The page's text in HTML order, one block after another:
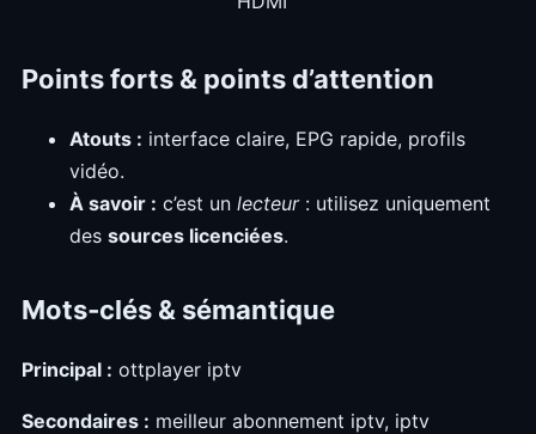
Points forts & points d’attention
Atouts : interface claire, EPG rapide, profils
vidéo.
À savoir : c’est un lecteur: utilisez uniquement
des sources licenciées.
Mots‑clés & sémantique
Principal : ottplayer iptv
Secondaires : meilleur abonnement iptv, iptv